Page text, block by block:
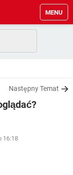
MENU
Następny Temat
16:18